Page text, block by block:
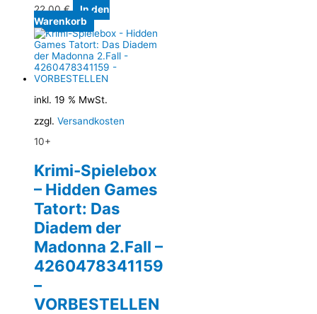
22,00€
In den
Warenkorb
inkl. 19 % MwSt.
zzgl. Versandkosten
10+
Krimi-Spielebox
– Hidden Games
Tatort: Das
Diadem der
Madonna 2.Fall –
4260478341159
–
VORBESTELLEN